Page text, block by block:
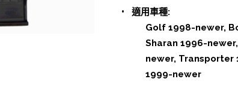
• 適用車種:
Golf 1998-newer,
Sharan 1996-
newer, Transporter
1999-newer